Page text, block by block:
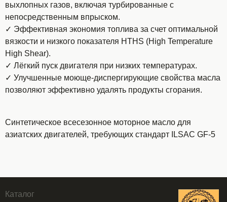
выхлопных газов, включая турбированные с
непосредственным впрыском.
✓ Эффективная экономия топлива за счет оптимальной
вязкости и низкого показателя HTHS (High Temperature
High Shear).
✓ Лёгкий пуск двигателя при низких температурах.
✓ Улучшенные моюще-диспергирующие свойства масла
позволяют эффективно удалять продукты сгорания.
Синтетическое всесезонное моторное масло для
азиатских двигателей, требующих стандарт ILSAC GF-5
Каталог